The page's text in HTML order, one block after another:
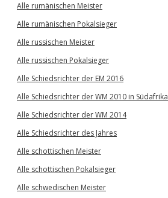
Alle rumänischen Meister
Alle rumänischen Pokalsieger
Alle russischen Meister
Alle russischen Pokalsieger
Alle Schiedsrichter der EM 2016
Alle Schiedsrichter der WM 2010 in Südafrika
Alle Schiedsrichter der WM 2014
Alle Schiedsrichter des Jahres
Alle schottischen Meister
Alle schottischen Pokalsieger
Alle schwedischen Meister